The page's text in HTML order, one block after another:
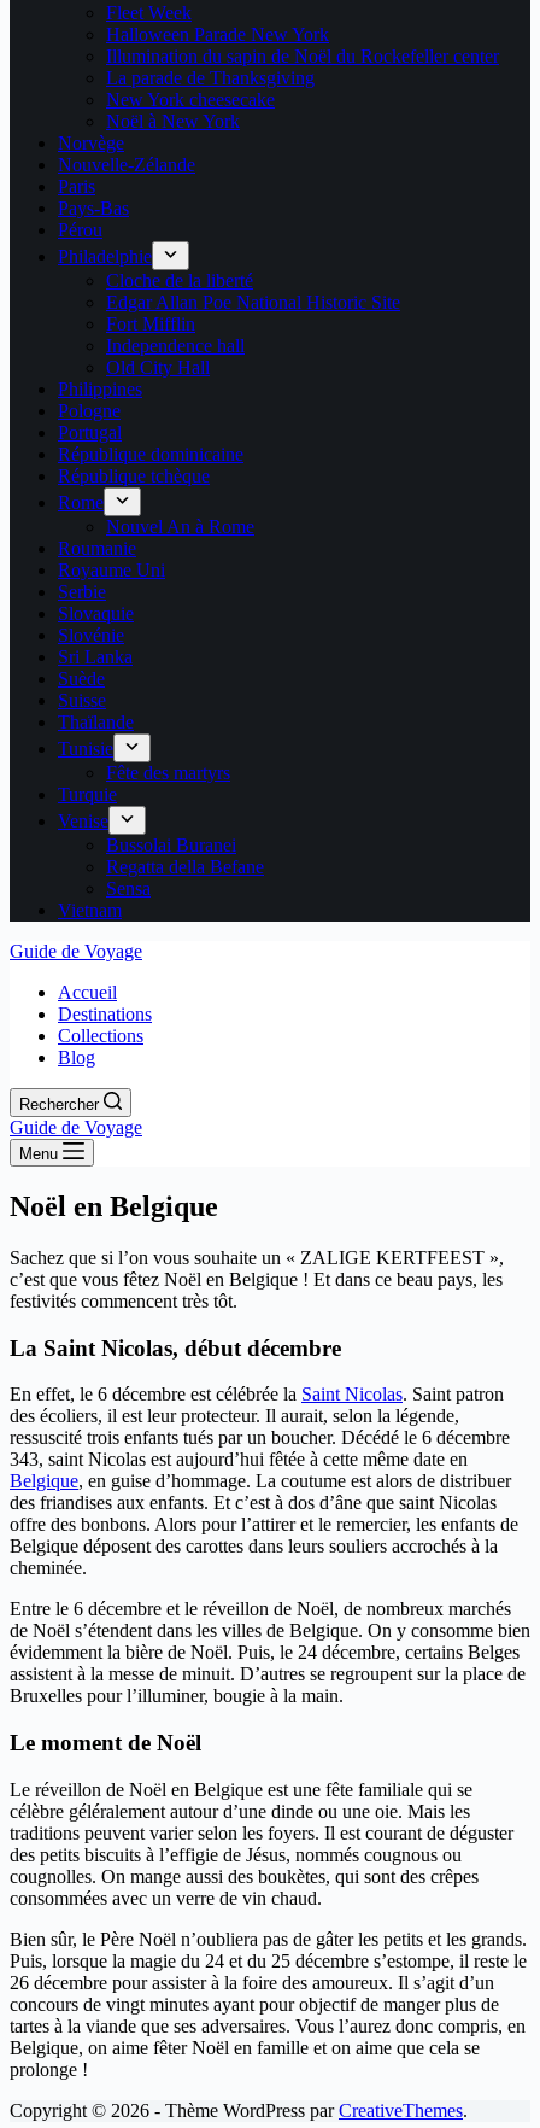
Fleet Week
Halloween Parade New York
Illumination du sapin de Noël du Rockefeller center
La parade de Thanksgiving
New York cheesecake
Noël à New York
Norvège
Nouvelle-Zélande
Paris
Pays-Bas
Pérou
Philadelphie
Cloche de la liberté
Edgar Allan Poe National Historic Site
Fort Mifflin
Independence hall
Old City Hall
Philippines
Pologne
Portugal
République dominicaine
République tchèque
Rome
Nouvel An à Rome
Roumanie
Royaume Uni
Serbie
Slovaquie
Slovénie
Sri Lanka
Suède
Suisse
Thaïlande
Tunisie
Fête des martyrs
Turquie
Venise
Bussolai Buranei
Regatta della Befane
Sensa
Vietnam
Guide de Voyage
Accueil
Destinations
Collections
Blog
Rechercher
Guide de Voyage
Menu
Noël en Belgique
Sachez que si l’on vous souhaite un « ZALIGE KERTFEEST »,
c’est que vous fêtez Noël en Belgique ! Et dans ce beau pays, les
festivités commencent très tôt.
La Saint Nicolas, début décembre
En effet, le 6 décembre est célébrée la Saint Nicolas. Saint patron
des écoliers, il est leur protecteur. Il aurait, selon la légende,
ressuscité trois enfants tués par un boucher. Décédé le 6 décembre
343, saint Nicolas est aujourd’hui fêtée à cette même date en
Belgique, en guise d’hommage. La coutume est alors de distribuer
des friandises aux enfants. Et c’est à dos d’âne que saint Nicolas
offre des bonbons. Alors pour l’attirer et le remercier, les enfants de
Belgique déposent des carottes dans leurs souliers accrochés à la
cheminée.
Entre le 6 décembre et le réveillon de Noël, de nombreux marchés
de Noël s’étendent dans les villes de Belgique. On y consomme bien
évidemment la bière de Noël. Puis, le 24 décembre, certains Belges
assistent à la messe de minuit. D’autres se regroupent sur la place de
Bruxelles pour l’illuminer, bougie à la main.
Le moment de Noël
Le réveillon de Noël en Belgique est une fête familiale qui se
célèbre géléralement autour d’une dinde ou une oie. Mais les
traditions peuvent varier selon les foyers. Il est courant de déguster
des petits biscuits à l’effigie de Jésus, nommés cougnous ou
cougnolles. On mange aussi des boukètes, qui sont des crêpes
consommées avec un verre de vin chaud.
Bien sûr, le Père Noël n’oubliera pas de gâter les petits et les grands.
Puis, lorsque la magie du 24 et du 25 décembre s’estompe, il reste le
26 décembre pour assister à la foire des amoureux. Il s’agit d’un
concours de vingt minutes ayant pour objectif de manger plus de
tartes à la viande que ses adversaires. Vous l’aurez donc compris, en
Belgique, on aime fêter Noël en famille et on aime que cela se
prolonge !
Copyright © 2026 - Thème WordPress parCreativeThemes.